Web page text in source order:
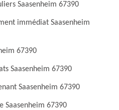
Saasenheim 67390
immédiat Saasenheim
67390
Saasenheim 67390
Saasenheim 67390
Saasenheim 67390